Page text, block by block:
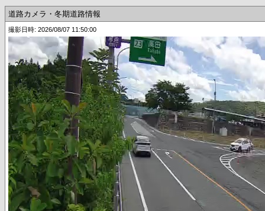
道路カメラ・冬期道路情報
撮影日時: 2026/08/07 11:50:00